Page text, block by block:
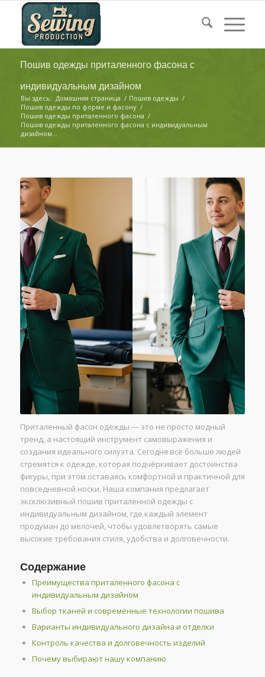
Пошив одежды приталенного фасона с
индивидуальным дизайном
Вы здесь: Домашняя страница / Пошив одежды /
Пошив одежды по форме и фасону /
Пошив одежды приталенного фасона /
Пошив одежды приталенного фасона с индивидуальным
дизайном...
Приталенный фасон одежды — это не просто модный
тренд, а настоящий инструмент самовыражения и
создания идеального силуэта. Сегодня всё больше людей
стремятся к одежде, которая подчёркивает достоинства
фигуры, при этом оставаясь комфортной и практичной для
повседневной носки. Наша компания предлагает
эксклюзивный пошив приталенной одежды с
индивидуальным дизайном, где каждый элемент
продуман до мелочей, чтобы удовлетворять самые
высокие требования стиля, удобства и долговечности.
Содержание
Преимущества приталенного фасона с
индивидуальным дизайном
Выбор тканей и современные технологии пошива
Варианты индивидуального дизайна и отделки
Контроль качества и долговечность изделий
Почему выбирают нашу компанию